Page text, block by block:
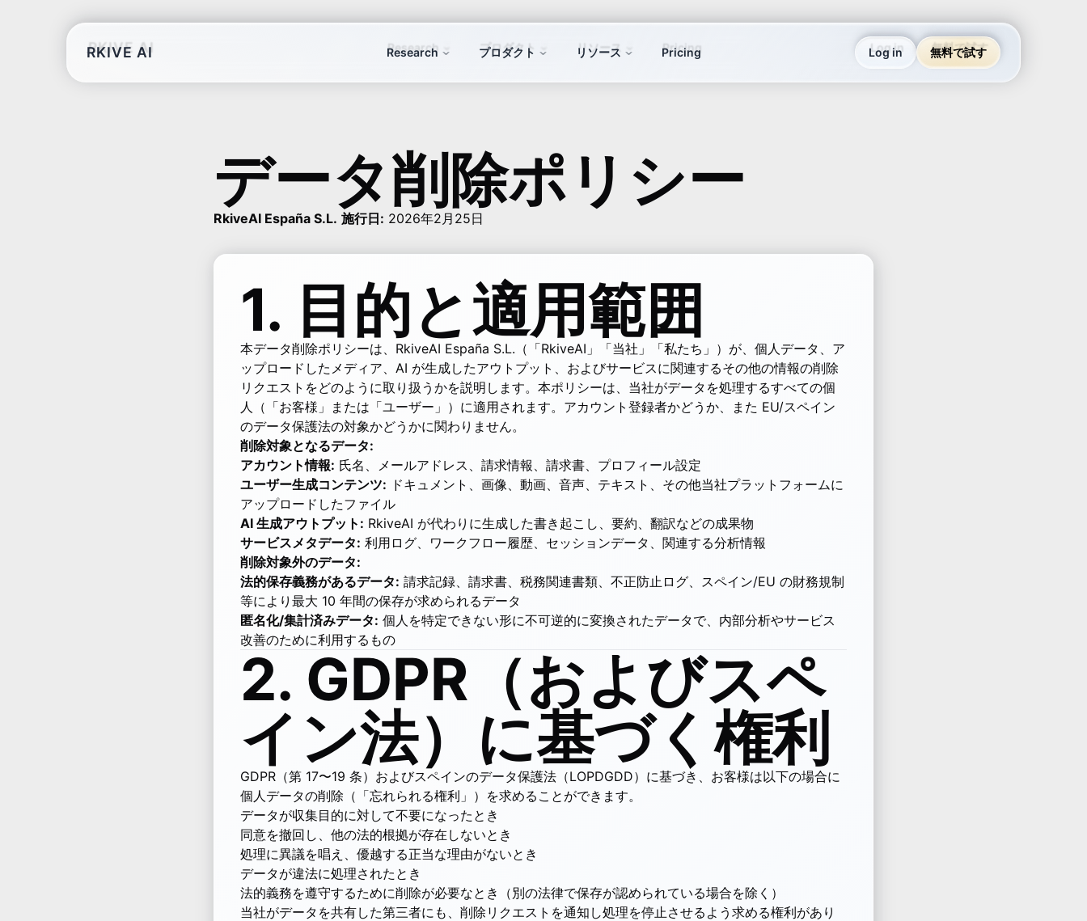
RKIVE AI Research プロダクト リソース Pricing Log in 無料で試す
データ削除ポリシー
RkiveAI España S.L. 施行日: 2026年2月25日
1. 目的と適用範囲
本データ削除ポリシーは、RkiveAI España S.L.（「RkiveAI」「当社」「私たち」）が、個人データ、ア
ップロードしたメディア、AI が生成したアウトプット、およびサービスに関連するその他の情報の削除
リクエストをどのように取り扱うかを説明します。本ポリシーは、当社がデータを処理するすべての個
人（「お客様」または「ユーザー」）に適用されます。アカウント登録者かどうか、また EU/スペイン
のデータ保護法の対象かどうかに関わりません。
削除対象となるデータ:
アカウント情報: 氏名、メールアドレス、請求情報、請求書、プロフィール設定
ユーザー生成コンテンツ: ドキュメント、画像、動画、音声、テキスト、その他当社プラットフォームに
アップロードしたファイル
AI 生成アウトプット: RkiveAI が代わりに生成した書き起こし、要約、翻訳などの成果物
サービスメタデータ: 利用ログ、ワークフロー履歴、セッションデータ、関連する分析情報
削除対象外のデータ:
法的保存義務があるデータ: 請求記録、請求書、税務関連書類、不正防止ログ、スペイン/EU の財務規制
等により最大 10 年間の保存が求められるデータ
匿名化/集計済みデータ: 個人を特定できない形に不可逆的に変換されたデータで、内部分析やサービス
改善のために利用するもの
2. GDPR（およびスペ
イン法）に基づく権利
GDPR（第 17〜19 条）およびスペインのデータ保護法（LOPDGDD）に基づき、お客様は以下の場合に
個人データの削除（「忘れられる権利」）を求めることができます。
データが収集目的に対して不要になったとき
同意を撤回し、他の法的根拠が存在しないとき
処理に異議を唱え、優越する正当な理由がないとき
データが違法に処理されたとき
法的義務を遵守するために削除が必要なとき（別の法律で保存が認められている場合を除く）
当社がデータを共有した第三者にも、削除リクエストを通知し処理を停止させるよう求める権利があり